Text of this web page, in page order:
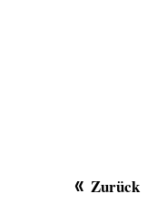
Zurück